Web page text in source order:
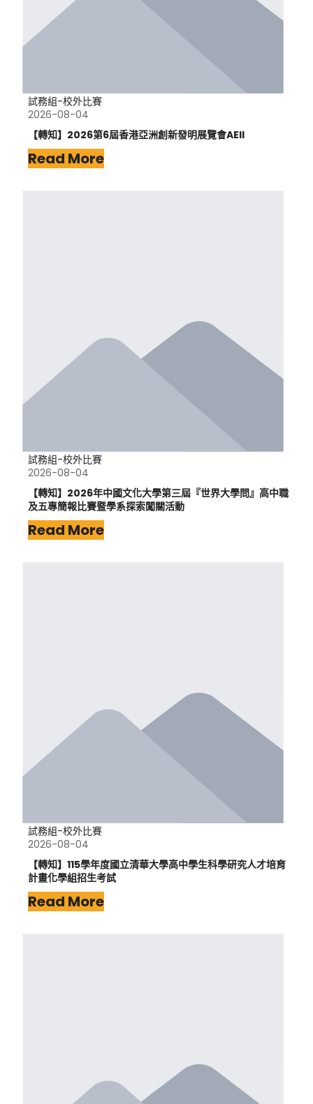
試務組-校外比賽
2026-08-04
【轉知】2026第6屆香港亞洲創新發明展覽會AEII
Read More
試務組-校外比賽
2026-08-04
【轉知】2026年中國文化大學第三屆『世界大學問』高中職
及五專簡報比賽暨學系探索闖關活動
Read More
試務組-校外比賽
2026-08-04
【轉知】115學年度國立清華大學高中學生科學研究人才培育
計畫化學組招生考試
Read More